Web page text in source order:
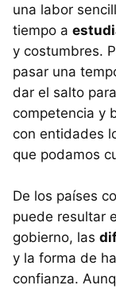
una labor
tiempo a
y costumbres.
pasar una
dar el salto
competencia y
con entidades
que podamos
De los países
puede resultar
gobierno, las
y la forma de
confianza.